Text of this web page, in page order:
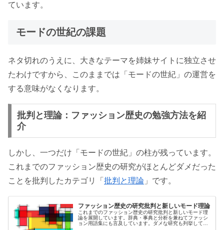
ています。
モードの世紀の課題
ネタ切れのうえに、大きなテーマを姉妹サイトに独立させ
たわけですから、このままでは「モードの世紀」の運営を
する意味がなくなります。
批判と理論：ファッション歴史の勉強方法を紹
介
しかし、一つだけ「モードの世紀」の柱が残っています。
これまでのファッション歴史の研究がほとんどダメだった
ことを批判したカテゴリ「 批判と理論 」です。
ファッション歴史の研究批判と新しいモード理論
これまでのファッション歴史の研究批判と新しいモード理
論を展開しています。辞典・事典と分析を兼ねてファッシ
ョン用語集にも言及しています。ダメな研究も列挙してい